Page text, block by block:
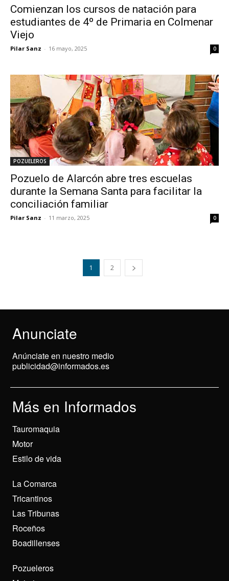
Comienzan los cursos de natación para
estudiantes de 4º de Primaria en Colmenar
Viejo
Pilar Sanz - 16 mayo, 2025 0
POZUELEROS
Pozuelo de Alarcón abre tres escuelas
durante la Semana Santa para facilitar la
conciliación familiar
Pilar Sanz - 11 marzo, 2025 0
1 2
Anunciate
Anúnciate en nuestro medio
publicidad@informados.es
Más en Informados
Tauromaquia
Motor
Estilo de vida
La Comarca
Tricantinos
Las Tribunas
Roceños
Boadillenses
Pozueleros